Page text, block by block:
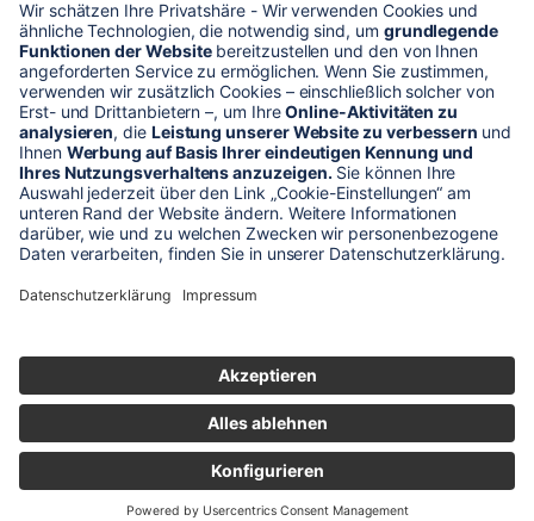
* Alle Preise verstehen sich zzgl. Mehrwertsteuer und Versandkosten
Unser Shop-Angebot richtet sich nur an gewerbliche
** LP = Listenneupreis (netto) des Herstellers
Mitarbeitern bearbeitet. Sie erhalten in jedem Fall ein Angebot bzw.
eine Auftragsbestätigung.
Produktabbildungen von Gebrauchtartikeln entsprechen nicht immer
der vorrätigen Ware - sie können ähnliche Produkte zeigen.
© 2026 schaltec GmbH |Impressum